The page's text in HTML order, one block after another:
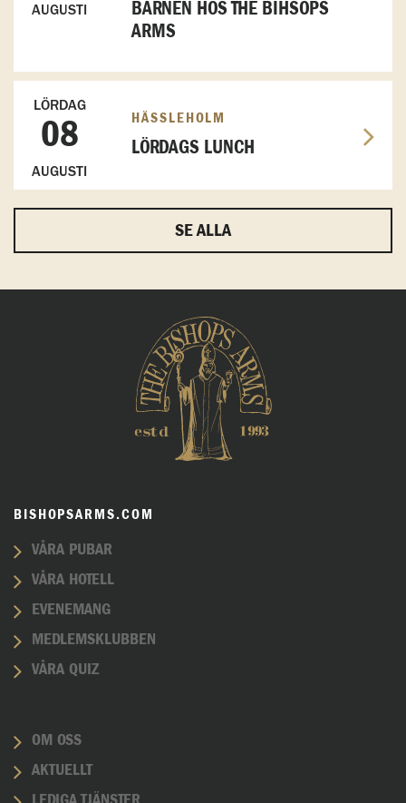
AUGUSTI
BARNEN HOS THE BIHSOPS
ARMS
LÖRDAG
08
AUGUSTI
HÄSSLEHOLM
LÖRDAGS LUNCH
SE ALLA
BISHOPSARMS.COM
VÅRA PUBAR
VÅRA HOTELL
EVENEMANG
MEDLEMSKLUBBEN
VÅRA QUIZ
OM OSS
AKTUELLT